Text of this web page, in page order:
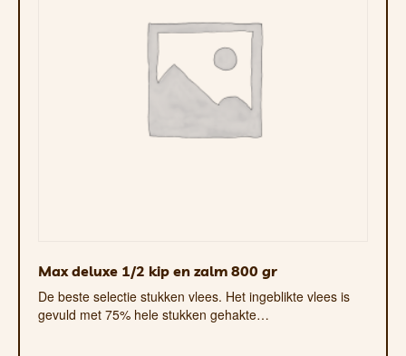
Max deluxe 1/2 kip en zalm 800 gr
De beste selectie stukken vlees. Het ingeblikte vlees is
gevuld met 75% hele stukken gehakte…